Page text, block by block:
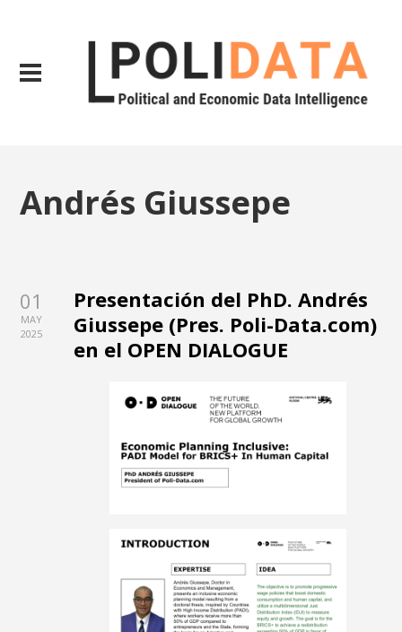
Andrés Giussepe
01
MAY
2025
Presentación del PhD. Andrés
Giussepe (Pres. Poli-Data.com)
en el OPEN DIALOGUE